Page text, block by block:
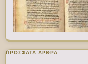
ΠΡΌΣΦΑΤΑ ΆΡΘΡΑ